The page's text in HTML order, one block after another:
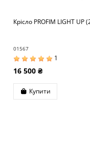
Крісло PROFIM LIGHT UP
01567
1
16 500 ₴
Купити